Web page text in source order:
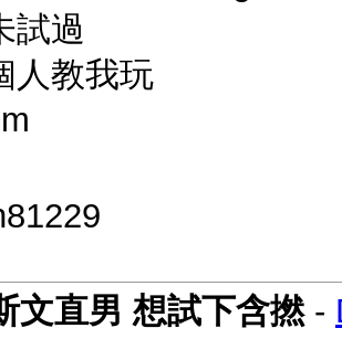
試過
人教我玩
文直男 想試下含撚-